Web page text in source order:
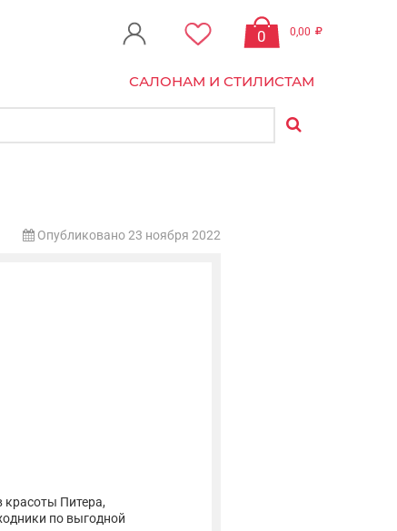
0 0,00
САЛОНАМ И СТИЛИСТАМ
Опубликовано 23 ноября 2022
красоты Питера,
по выгодной